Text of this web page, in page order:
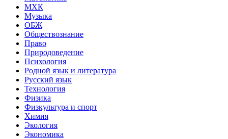
МХК
Музыка
ОБЖ
Обществознание
Право
Природоведение
Психология
Родной язык и литература
Русский язык
Технология
Физика
Физкультура и спорт
Химия
Экология
Экономика